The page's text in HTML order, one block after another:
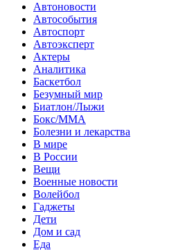
Автоновости
Автособытия
Автоспорт
Автоэксперт
Актеры
Аналитика
Баскетбол
Безумный мир
Биатлон/Лыжи
Бокс/MMA
Болезни и лекарства
В мире
В России
Вещи
Военные новости
Волейбол
Гаджеты
Дети
Дом и сад
Еда